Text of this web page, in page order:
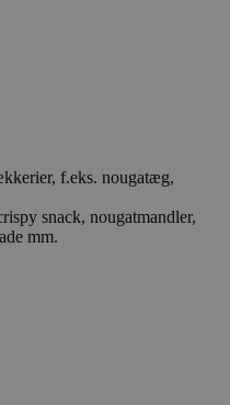
f.eks. nougatæg,
snack, nougatmandler,
mm.